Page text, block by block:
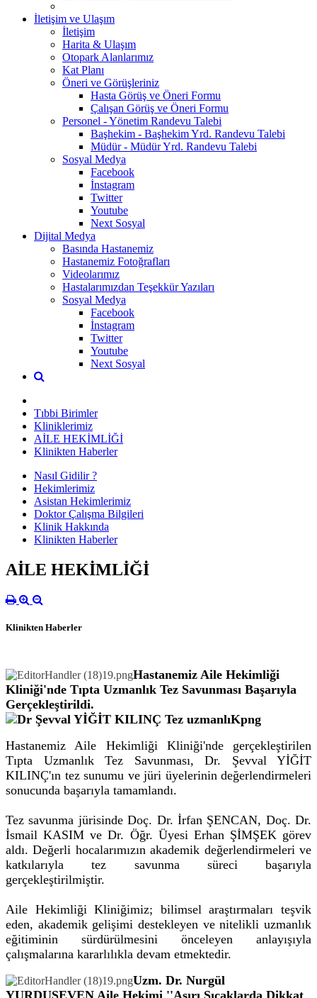
İletişim ve Ulaşım
İletişim
Harita & Ulaşım
Otopark Alanlarımız
Kat Planı
Öneri ve Görüşleriniz
Hasta Görüş ve Öneri Formu
Çalışan Görüş ve Öneri Formu
Personel - Yönetim Randevu Talebi
Başhekim - Başhekim Yrd. Randevu Talebi
Müdür - Müdür Yrd. Randevu Talebi
Sosyal Medya
Facebook
İnstagram
Twitter
Youtube
Next Sosyal
Dijital Medya
Basında Hastanemiz
Hastanemiz Fotoğrafları
Videolarımız
Hastalarımızdan Teşekkür Yazıları
Sosyal Medya
Facebook
İnstagram
Twitter
Youtube
Next Sosyal
Tıbbi Birimler
Kliniklerimiz
AİLE HEKİMLİĞİ
Klinikten Haberler
Nasıl Gidilir ?
Hekimlerimiz
Asistan Hekimlerimiz
Doktor Çalışma Bilgileri
Klinik Hakkında
Klinikten Haberler
AİLE HEKİMLİĞİ
Klinikten Haberler
Hastanemiz Aile Hekimliği
Kliniği'nde Tıpta Uzmanlık Tez Savunması Başarıyla
Gerçekleştirildi.
Hastanemiz Aile Hekimliği Kliniği'nde gerçekleştirilen
Tıpta Uzmanlık Tez Savunması, Dr. Şevval YİĞİT
KILINÇ'ın tez sunumu ve jüri üyelerinin değerlendirmeleri
sonucunda başarıyla tamamlandı.
Tez savunma jürisinde Doç. Dr. İrfan ŞENCAN, Doç. Dr.
İsmail KASIM ve Dr. Öğr. Üyesi Erhan ŞİMŞEK görev
aldı. Değerli hocalarımızın akademik değerlendirmeleri ve
katkılarıyla tez savunma süreci başarıyla
gerçekleştirilmiştir.
Aile Hekimliği Kliniğimiz; bilimsel araştırmaları teşvik
eden, akademik gelişimi destekleyen ve nitelikli uzmanlık
eğitiminin sürdürülmesini önceleyen anlayışıyla
çalışmalarına kararlılıkla devam etmektedir.
Uzm. Dr. Nurgül
YURDUSEVEN Aile Hekimi ''Aşırı Sıcaklarda Dikkat